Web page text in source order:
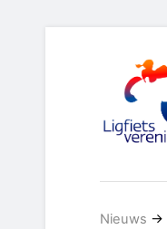
Nieuws →